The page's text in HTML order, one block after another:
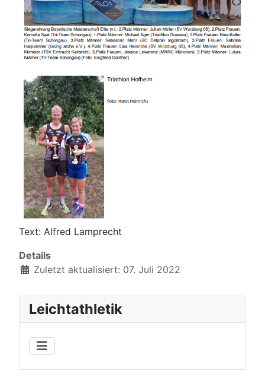
Text: Alfred Lamprecht
Details
Zuletzt aktualisiert: 07. Juli 2022
Leichtathletik